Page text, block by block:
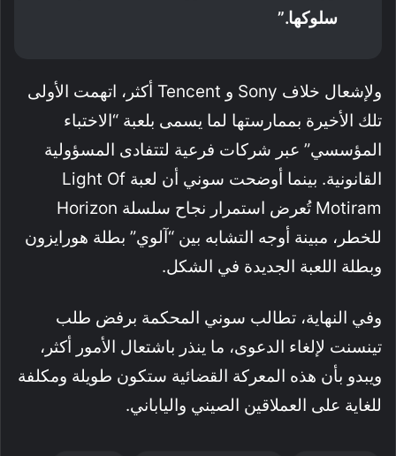
سلوكها.”
ولإشعال خلاف Sony و Tencent أكثر، اتهمت الأولى
تلك الأخيرة بممارستها لما يسمى بلعبة “الاختباء
المؤسسي” عبر شركات فرعية لتتفادى المسؤولية
القانونية. بينما أوضحت سوني أن لعبة Light Of
Motiram تُعرض استمرار نجاح سلسلة Horizon
للخطر، مبينة أوجه التشابه بين “آلوي” بطلة هورايزون
وبطلة اللعبة الجديدة في الشكل.
وفي النهاية، تطالب سوني المحكمة برفض طلب
تينسنت لإلغاء الدعوى، ما ينذر باشتعال الأمور أكثر،
ويبدو بأن هذه المعركة القضائية ستكون طويلة ومكلفة
للغاية على العملاقين الصيني والياباني.